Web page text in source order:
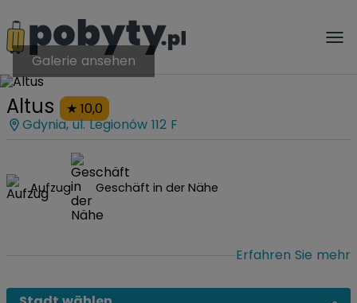
Galerie ansehen
Altus
10,0
Gdynia, ul. Legionów 112 F
Aufzug Geschäft in der Nähe
Erfahren Sie mehr